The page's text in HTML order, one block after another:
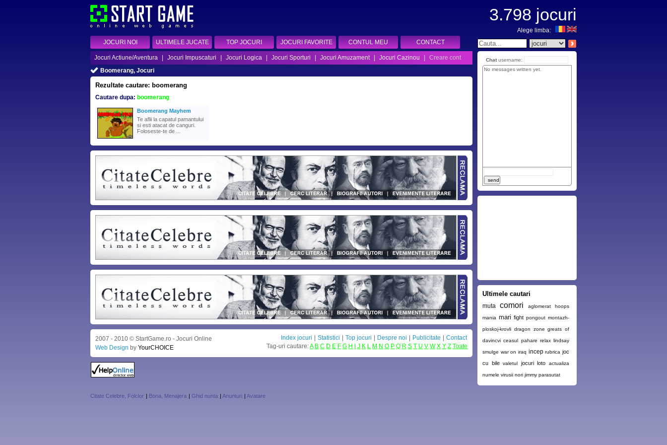
JOCURI NOI ULTIMELE JUCATE TOP JOCURI JOCURI FAVORITE CONTUL MEU CONTACT
Jocuri Actiune/Aventura Jocuri Impuscaturi Jocuri Logica Jocuri Sporturi Jocuri Amuzament Jocuri Cazinou
Creare cont
Boomerang, Jocuri
Rezultate cautare: boomerang
Cautare dupa: boomerang
Boomerang Mayhem
Te aflii la capatul pamantului
si esti atacat de canguri.
Foloseste-te de ...
2007 - 2010 © StartGame.ro - Jocuri Online
Web Design by YourCHOICE
Index jocuri Statistici Top jocuri Despre noi Publicitate
Contact
Tag-uri cautare:A B C D E F G H J K L M N O P Q R S T U V W X Y Z Toate
3.798 jocuri
Alege limba:
Chat username:
No messages written yet.
Ultimele cautari
muta comori aglomerat hoops
mania mari fight pongout montazh-
ploskoj-krovli dragon zone greats of
davincvi ceasul pahare relax lindsay
smulge war on iraq incep rubrica joc
cu bile
valetul jocuri loto actualiza
numele virusii nori jimmy parasutat
Citate Celebre, Folclor | Bona, Menajera | Ghid nunta | Anunturi | Avatare